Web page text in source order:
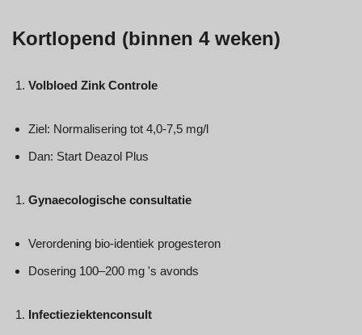
Kortlopend (binnen 4 weken)
Volbloed Zink Controle
Ziel: Normalisering tot 4,0-7,5 mg/l
Dan: Start Deazol Plus
Gynaecologische consultatie
Verordening bio-identiek progesteron
Dosering 100–200 mg 's avonds
Infectieziektenconsult